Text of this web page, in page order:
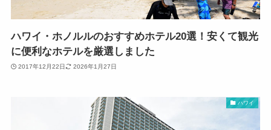
ハワイ・ホノルルのおすすめホテル20選！安くて観光
に便利なホテルを厳選しました
2017年12月22日 2026年1月27日
ハワイ